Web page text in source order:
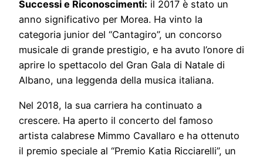
Successi e Riconoscimenti: il 2017 è stato un
anno significativo per Morea. Ha vinto la
categoria junior del “Cantagiro”, un concorso
musicale di grande prestigio, e ha avuto l’onore di
aprire lo spettacolo del Gran Gala di Natale di
Albano, una leggenda della musica italiana.
Nel 2018, la sua carriera ha continuato a
crescere. Ha aperto il concerto del famoso
artista calabrese Mimmo Cavallaro e ha ottenuto
il premio speciale al “Premio Katia Ricciarelli”, un